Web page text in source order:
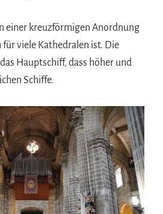
einer kreuzförmigen Anordnung
viele Kathedralen ist. Die
Hauptschiff, dass höher und
Schiffe.